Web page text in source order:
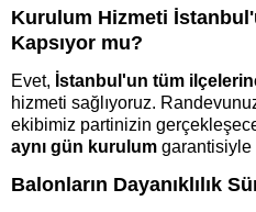
Kurulum Hizmeti
Kapsıyor mu?
Evet, İstanbul'un tüm
hizmeti sağlıyoruz.
ekibimiz partinizin
aynı gün kurulum garantisiyle
Balonların Dayanıklılık